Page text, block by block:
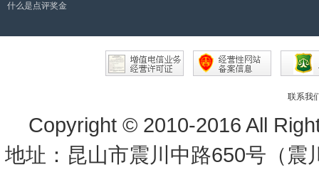
什么是点评奖金
联系我
Copyright © 2010-2016 All
地址：昆山市震川中路650号（震